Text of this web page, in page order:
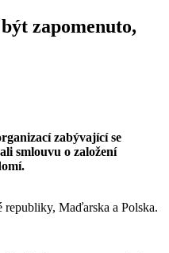
zapomenuto,
zabývající se
smlouvu o založení
republiky, Maďarska a Polska.